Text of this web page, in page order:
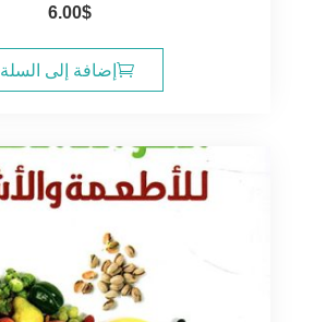
6.00$
إضافة إلى السلة